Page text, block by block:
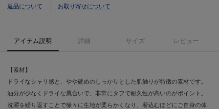
返品について お取り寄せについて
アイテム説明 詳細 サイズ レビュー
【素材】
ドライなシャリ感と、やや硬めのしっかりとした肌触りが特徴の素材です。
油分が少なくドライな風合いで、非常にタフで耐久性が高いのがポイント。
洗濯を繰り返すことで徐々に生地が柔らかくなり、着込むほどにご自身の体